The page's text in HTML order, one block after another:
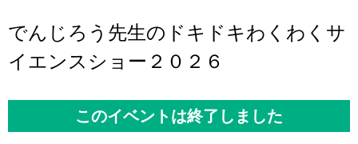
でんじろう先生のドキドキわくわくサ
イエンスショー２０２６
このイベントは終了しました